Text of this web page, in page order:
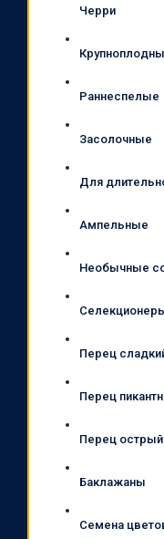
Черри
Раннеспелые
Засолочные
Для
Ампельные
Необычные
Перец
Перец
Перец острый
Баклажаны
Семена